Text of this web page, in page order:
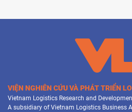
VIỆN NGHIÊN CỨU VÀ PHÁT TRIỂN
Vietnam Logistics Research and
A subsidiary of Vietnam Logistics Business